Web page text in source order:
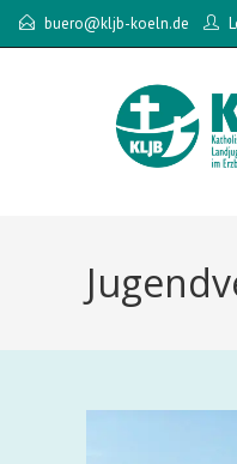
buero@kljb-koeln.de